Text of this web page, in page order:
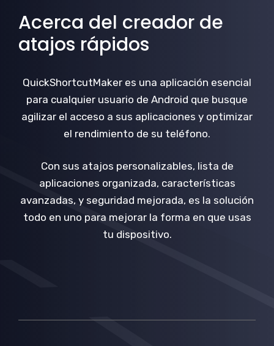
Acerca del creador de
atajos rápidos
QuickShortcutMaker es una aplicación esencial
para cualquier usuario de Android que busque
agilizar el acceso a sus aplicaciones y optimizar
el rendimiento de su teléfono.
Con sus atajos personalizables, lista de
aplicaciones organizada, características
avanzadas, y seguridad mejorada, es la solución
todo en uno para mejorar la forma en que usas
tu dispositivo.